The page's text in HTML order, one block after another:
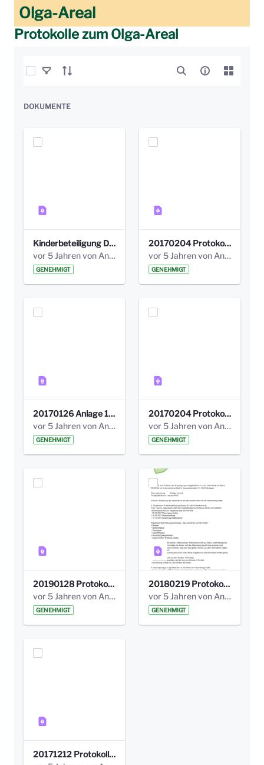
Olga-Areal
Protokolle zum Olga-Areal
Elemente auswählen
DOKUMENTE
Kinderbeteiligung Dez. 17 _Abstimmung Klettergerüst.pdf
vor 5 Jahren von Anni Schlumberger
GENEHMIGT
20170204 Protokoll Workshop 2 Promenade Schloßstraße (1).pdf
vor 5 Jahren von Anni Schlumberger
GENEHMIGT
20170126 Anlage 1_Kinderbeteiligung_Olga_Areal_Auswertung.pdf
vor 5 Jahren von Anni Schlumberger
GENEHMIGT
20170204 Protokoll Workshop 2 Promenade Schloßstraße .pdf
vor 5 Jahren von Anni Schlumberger
GENEHMIGT
20190128 Protokoll der Projektgruppe Olgäle.pdf
vor 5 Jahren von Anni Schlumberger
GENEHMIGT
20180219 Protokoll der Projektgruppe Olgaele2012.pdf
vor 5 Jahren von Anni Schlumberger
GENEHMIGT
20171212 Protokoll-Klettergerüst-3b-neu-.pdf